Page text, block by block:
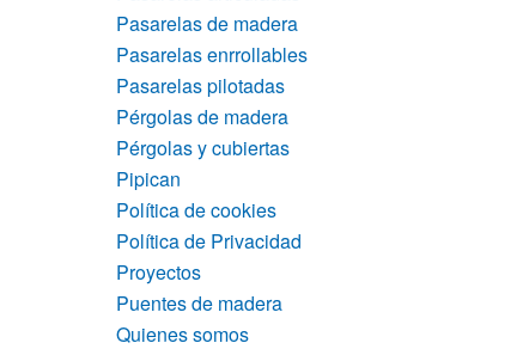
Pasarelas de madera
Pasarelas enrrollables
Pasarelas pilotadas
Pérgolas de madera
Pérgolas y cubiertas
Pipican
Política de cookies
Política de Privacidad
Proyectos
Puentes de madera
Quienes somos